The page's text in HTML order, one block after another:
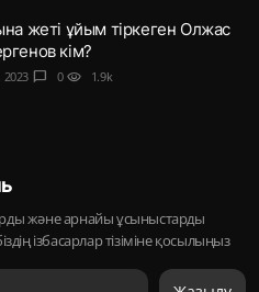
жеті ұйым тіркеген Олжас
кім?
chat_bubble 0 visibility 1.9k
және арнайы ұсыныстарды
ізбасарлар тізіміне қосылыңыз